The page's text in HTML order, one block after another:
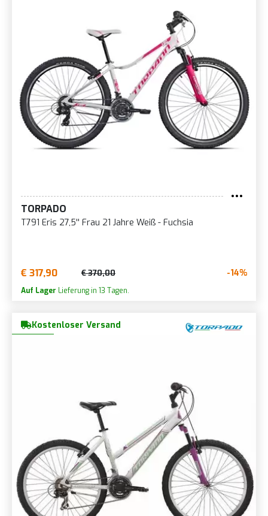
TORPADO
T791 Eris 27,5'' Frau 21 Jahre Weiß - Fuchsia
€ 317,90 € 370,00 -14%
Auf Lager Lieferung in 13 Tagen.
Kostenloser Versand